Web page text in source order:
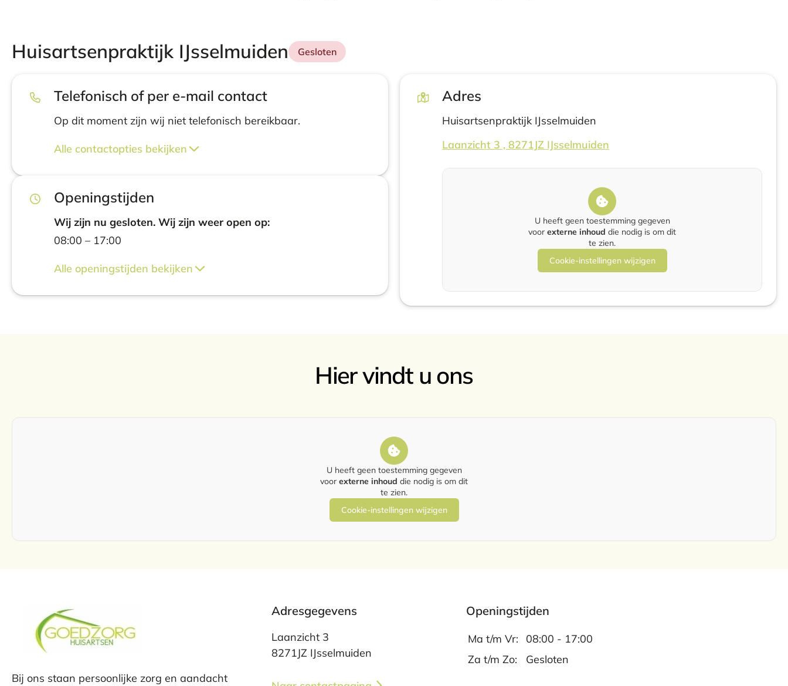
Huisartsenpraktijk IJsselmuiden Gesloten
Telefonisch of per e-mail contact
Op dit moment zijn wij niet telefonisch bereikbaar.
Alle contactopties bekijken
Openingstijden
Wij zijn nu gesloten. Wij zijn weer open op:
08:00 – 17:00
Alle openingstijden bekijken
Adres
Huisartsenpraktijk IJsselmuiden
Laanzicht 3 , 8271JZ IJsselmuiden
U heeft geen toestemming gegeven
voor externe inhoud die nodig is om dit
te zien.
Cookie-instellingen wijzigen
Hier vindt u ons
U heeft geen toestemming gegeven
voor externe inhoud die nodig is om dit
te zien.
Cookie-instellingen wijzigen
Bij ons staan persoonlijke zorg en aandacht
Adresgegevens
Laanzicht 3
8271JZ IJsselmuiden
Openingstijden
Ma t/m Vr:
08:00 - 17:00
Za t/m Zo:
Gesloten